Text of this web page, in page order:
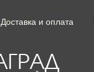
Доставка и оплата